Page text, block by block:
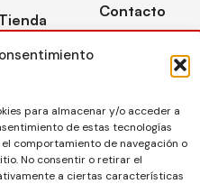
para almacenar y/o acceder a
de estas tecnologías
comportamiento de navegación o
No consentir o retirar el
a ciertas características
Tienda
Mi cuenta
Lista deseos
Pasarela pago
Devoluciones
Contacto
50-54,
50003,
976 73 08 41